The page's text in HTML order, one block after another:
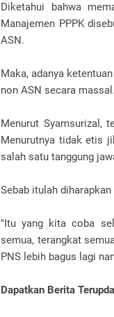
Diketahui bahwa
Manajemen PPPK
ASN.
Maka, adanya
non ASN secara massal.
Menurut Syamsurizal,
Menurutnya tidak etis
salah satu tanggung
Sebab itulah
"Itu yang kita coba
semua, terangkat
PNS lebih bagus lagi
Dapatkan Berita